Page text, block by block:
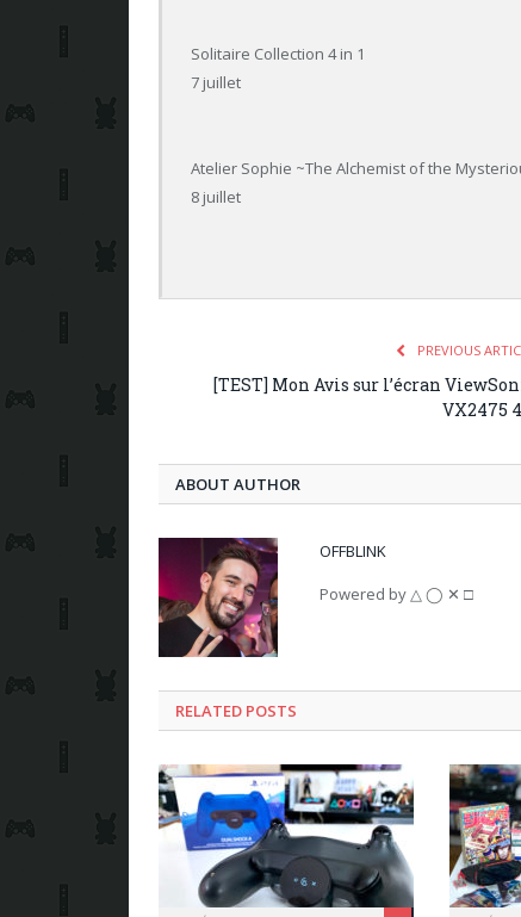
Solitaire Collection 4 in 1
7 juillet
Atelier Sophie ~The Alchemist of the
8 juillet
PREVIOUS
[TEST] Mon Avis sur l’écran
VX2475
ABOUT AUTHOR
OFFBLINK
Powered by △ ◯ ✕ □
RELATED POSTS